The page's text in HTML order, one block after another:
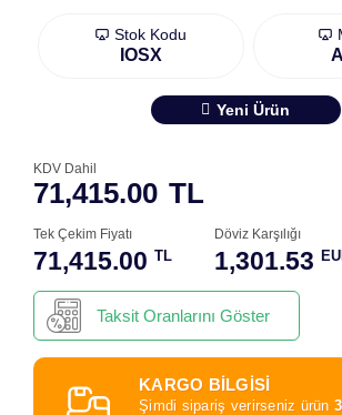
Stok Kodu
IOSX
Yeni Ürün
71,415.00 TL
KDV Dahil
Tek Çekim Fiyatı
71,415.00 TL
Döviz Karşılığı
1,301.53
Taksit Oranlarını Göster
KARGO BİLGİSİ
Şimdi sipariş verirseniz ürün